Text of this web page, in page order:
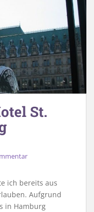
St.
ich bereits aus
Aufgrund
in Hamburg